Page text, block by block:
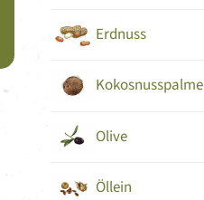
Erdnuss
Kokosnusspalme
Olive
Öllein